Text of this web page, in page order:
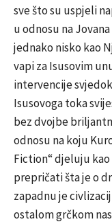
sve što su uspjeli
u odnosu na
jednako nisko kao
vapi za Isusovim
intervencije
Isusovoga toka
bez dvojbe
odnosu na koju
Fiction“ djeluju
prepričati šta je o
zapadnu je
ostalom grčkom